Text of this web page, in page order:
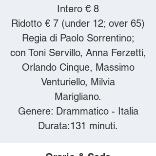
Intero € 8
Ridotto € 7 (under 12; over 65)
Regia di Paolo Sorrentino;
con Toni Servillo, Anna Ferzetti,
Orlando Cinque, Massimo
Venturiello, Milvia
Marigliano.
Genere: Drammatico - Italia
Durata:131 minuti.